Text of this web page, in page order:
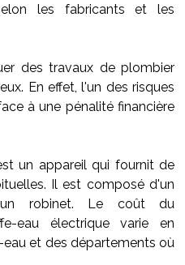
les fabricants et les
des travaux de plombier
En effet, l'un des risques
à une pénalité financière
un appareil qui fournit de
Il est composé d'un
robinet. Le coût du
eau électrique varie en
et des départements où